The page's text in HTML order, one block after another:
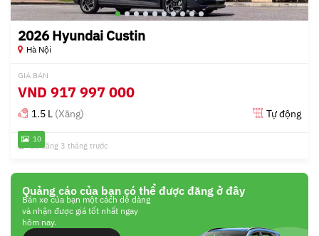
10
2026 Hyundai Custin
Hà Nội
GIÁ BÁN
VND 917 997 000
1.5 L (Xăng) Tự động
Đã đăng 3 tháng trước
Quảng cáo của bạn có thể được đăng ở đây
Bán xe của bạn một cách dễ dàng
và nhận được giá tốt nhất ngay
hôm nay.